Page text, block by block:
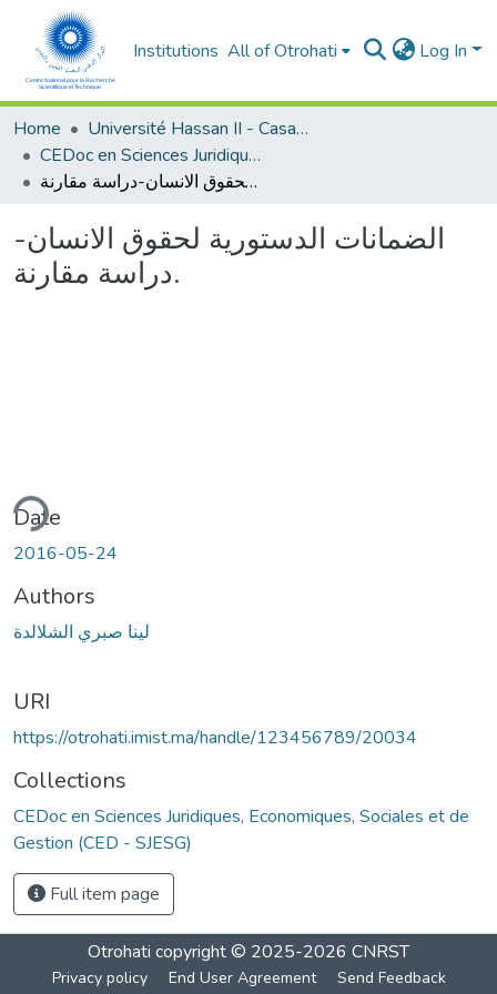
Institutions All of Otrohati Log In
Home
Université Hassan II - Casablanca
CEDoc en Sciences Juridiques, Economiques, Sociales et de Gestion (CED - SJESG)
الضمانات الدستورية لحقوق الانسان-دراسة مقارنة.
الضمانات الدستورية لحقوق الانسان-
دراسة مقارنة.
Date
2016-05-24
Authors
لينا صبري الشلالدة
URI
https://otrohati.imist.ma/handle/123456789/20034
Collections
CEDoc en Sciences Juridiques, Economiques, Sociales et de
Gestion (CED - SJESG)
Full item page
Otrohati copyright © 2025-2026 CNRST
Privacy policy End User Agreement Send Feedback